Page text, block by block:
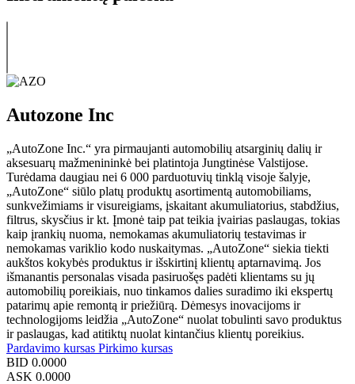
Autozone Inc
„AutoZone Inc.“ yra pirmaujanti automobilių atsarginių dalių ir
aksesuarų mažmenininkė bei platintoja Jungtinėse Valstijose.
Turėdama daugiau nei 6 000 parduotuvių tinklą visoje šalyje,
„AutoZone“ siūlo platų produktų asortimentą automobiliams,
sunkvežimiams ir visureigiams, įskaitant akumuliatorius, stabdžius,
filtrus, skysčius ir kt. Įmonė taip pat teikia įvairias paslaugas, tokias
kaip įrankių nuoma, nemokamas akumuliatorių testavimas ir
nemokamas variklio kodo nuskaitymas. „AutoZone“ siekia tiekti
aukštos kokybės produktus ir išskirtinį klientų aptarnavimą. Jos
išmanantis personalas visada pasiruošęs padėti klientams su jų
automobilių poreikiais, nuo tinkamos dalies suradimo iki ekspertų
patarimų apie remontą ir priežiūrą. Dėmesys inovacijoms ir
technologijoms leidžia „AutoZone“ nuolat tobulinti savo produktus
ir paslaugas, kad atitiktų nuolat kintančius klientų poreikius.
Pardavimo kursas Pirkimo kursas
BID 0.0000
ASK 0.0000